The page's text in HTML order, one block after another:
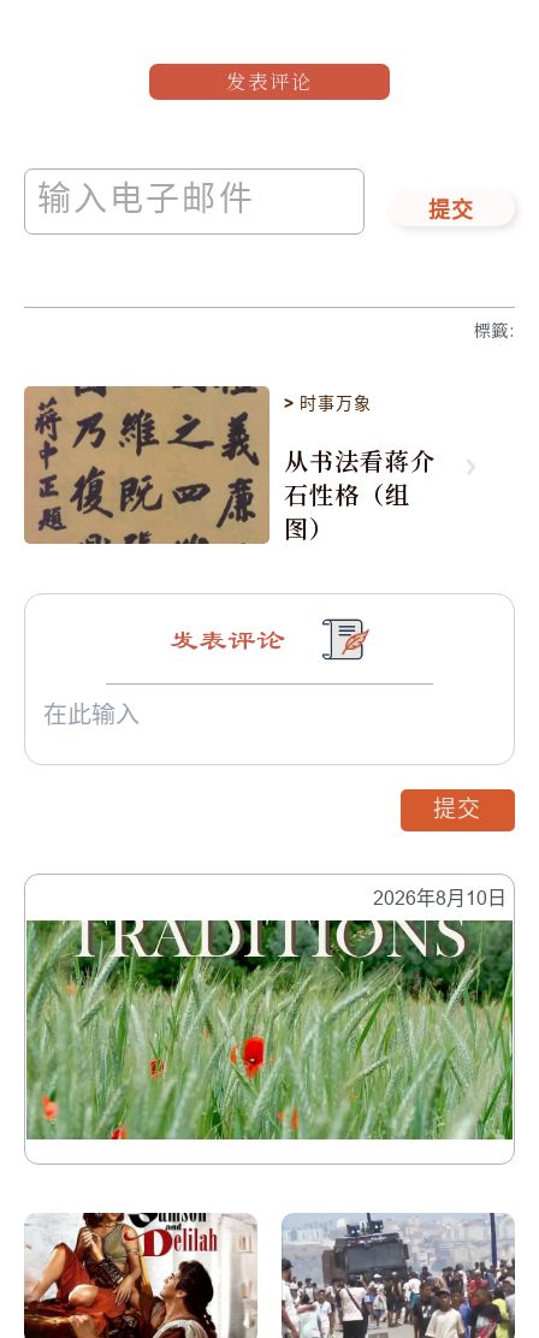
发表评论
提交
標籤:
> 时事万象
从书法看蒋介
石性格（组
图）
2026年8月10日
发表评论
提交